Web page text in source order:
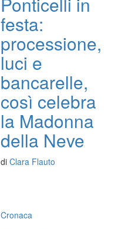
festa:
processione,
luci e
bancarelle,
così celebra
la Madonna
della Neve
di Clara Flauto
Cronaca